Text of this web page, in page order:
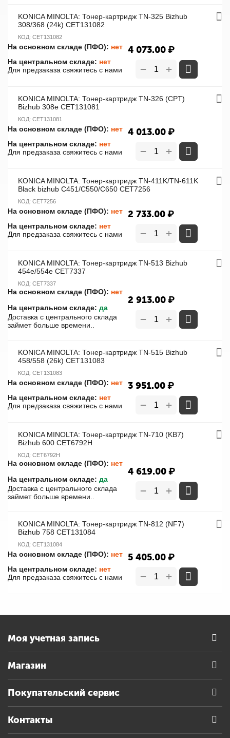
KONICA MINOLTA: Тонер-картридж TN-325 Bizhub
308/368 (24k) CET131082
КОД: CET131082
На основном складе (ПФО): нет
На центральном складе: нет
Для предзаказа свяжитесь с нами
4 073.00₽
+
−
KONICA MINOLTA: Тонер-картридж TN-326 (CPT)
Bizhub 308e CET131081
КОД: CET131081
На основном складе (ПФО): нет
На центральном складе: нет
Для предзаказа свяжитесь с нами
4 013.00₽
+
−
KONICA MINOLTA: Тонер-картридж TN-411K/TN-611K
Black bizhub C451/C550/C650 CET7256
КОД: CET7256
На основном складе (ПФО): нет
На центральном складе: нет
Для предзаказа свяжитесь с нами
2 733.00₽
+
−
KONICA MINOLTA: Тонер-картридж TN-513 Bizhub
454e/554e CET7337
КОД: CET7337
На основном складе (ПФО): нет
На центральном складе: да
Доставка с центрального склада
займет больше времени..
2 913.00₽
+
−
KONICA MINOLTA: Тонер-картридж TN-515 Bizhub
458/558 (26k) CET131083
КОД: CET131083
На основном складе (ПФО): нет
На центральном складе: нет
Для предзаказа свяжитесь с нами
3 951.00₽
+
−
KONICA MINOLTA: Тонер-картридж TN-710 (KB7)
Bizhub 600 CET6792H
КОД: CET6792H
На основном складе (ПФО): нет
На центральном складе: да
Доставка с центрального склада
займет больше времени..
4 619.00₽
+
−
KONICA MINOLTA: Тонер-картридж TN-812 (NF7)
Bizhub 758 CET131084
КОД: CET131084
На основном складе (ПФО): нет
На центральном складе: нет
Для предзаказа свяжитесь с нами
5 405.00₽
+
−
Моя учетная запись
Магазин
Покупательский сервис
Контакты